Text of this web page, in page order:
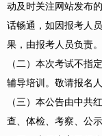
动及时关注网站发布
话畅通，如因报考人
果，由报考人员负责。
（二）本次考试不指
辅导培训。敬请报名
（三）本公告由中共
查、体检、考察、公